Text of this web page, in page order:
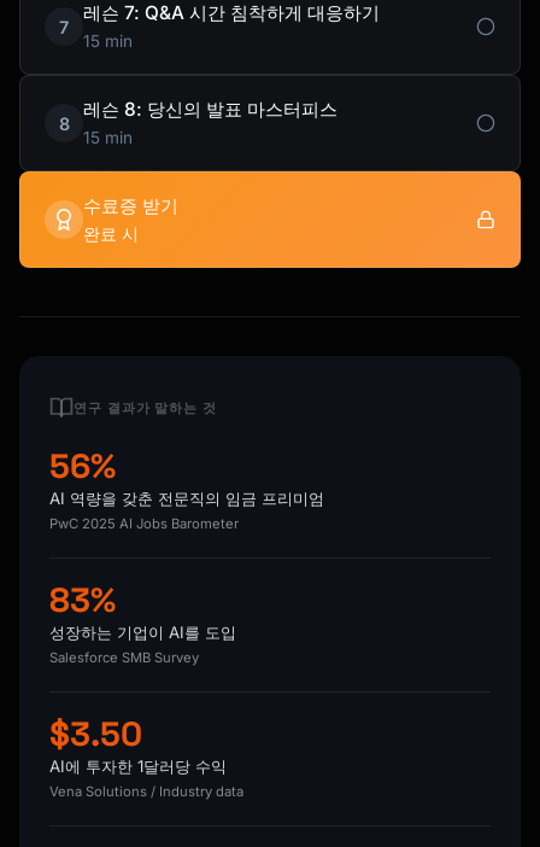
7
레슨 7: Q&A 시간 침착하게 대응하기
15 min
8
레슨 8: 당신의 발표 마스터피스
15 min
수료증 받기
완료 시
연구 결과가 말하는 것
56%
AI 역량을 갖춘 전문직의 임금 프리미엄
PwC 2025 AI Jobs Barometer
83%
성장하는 기업이 AI를 도입
Salesforce SMB Survey
$3.50
AI에 투자한 1달러당 수익
Vena Solutions / Industry data